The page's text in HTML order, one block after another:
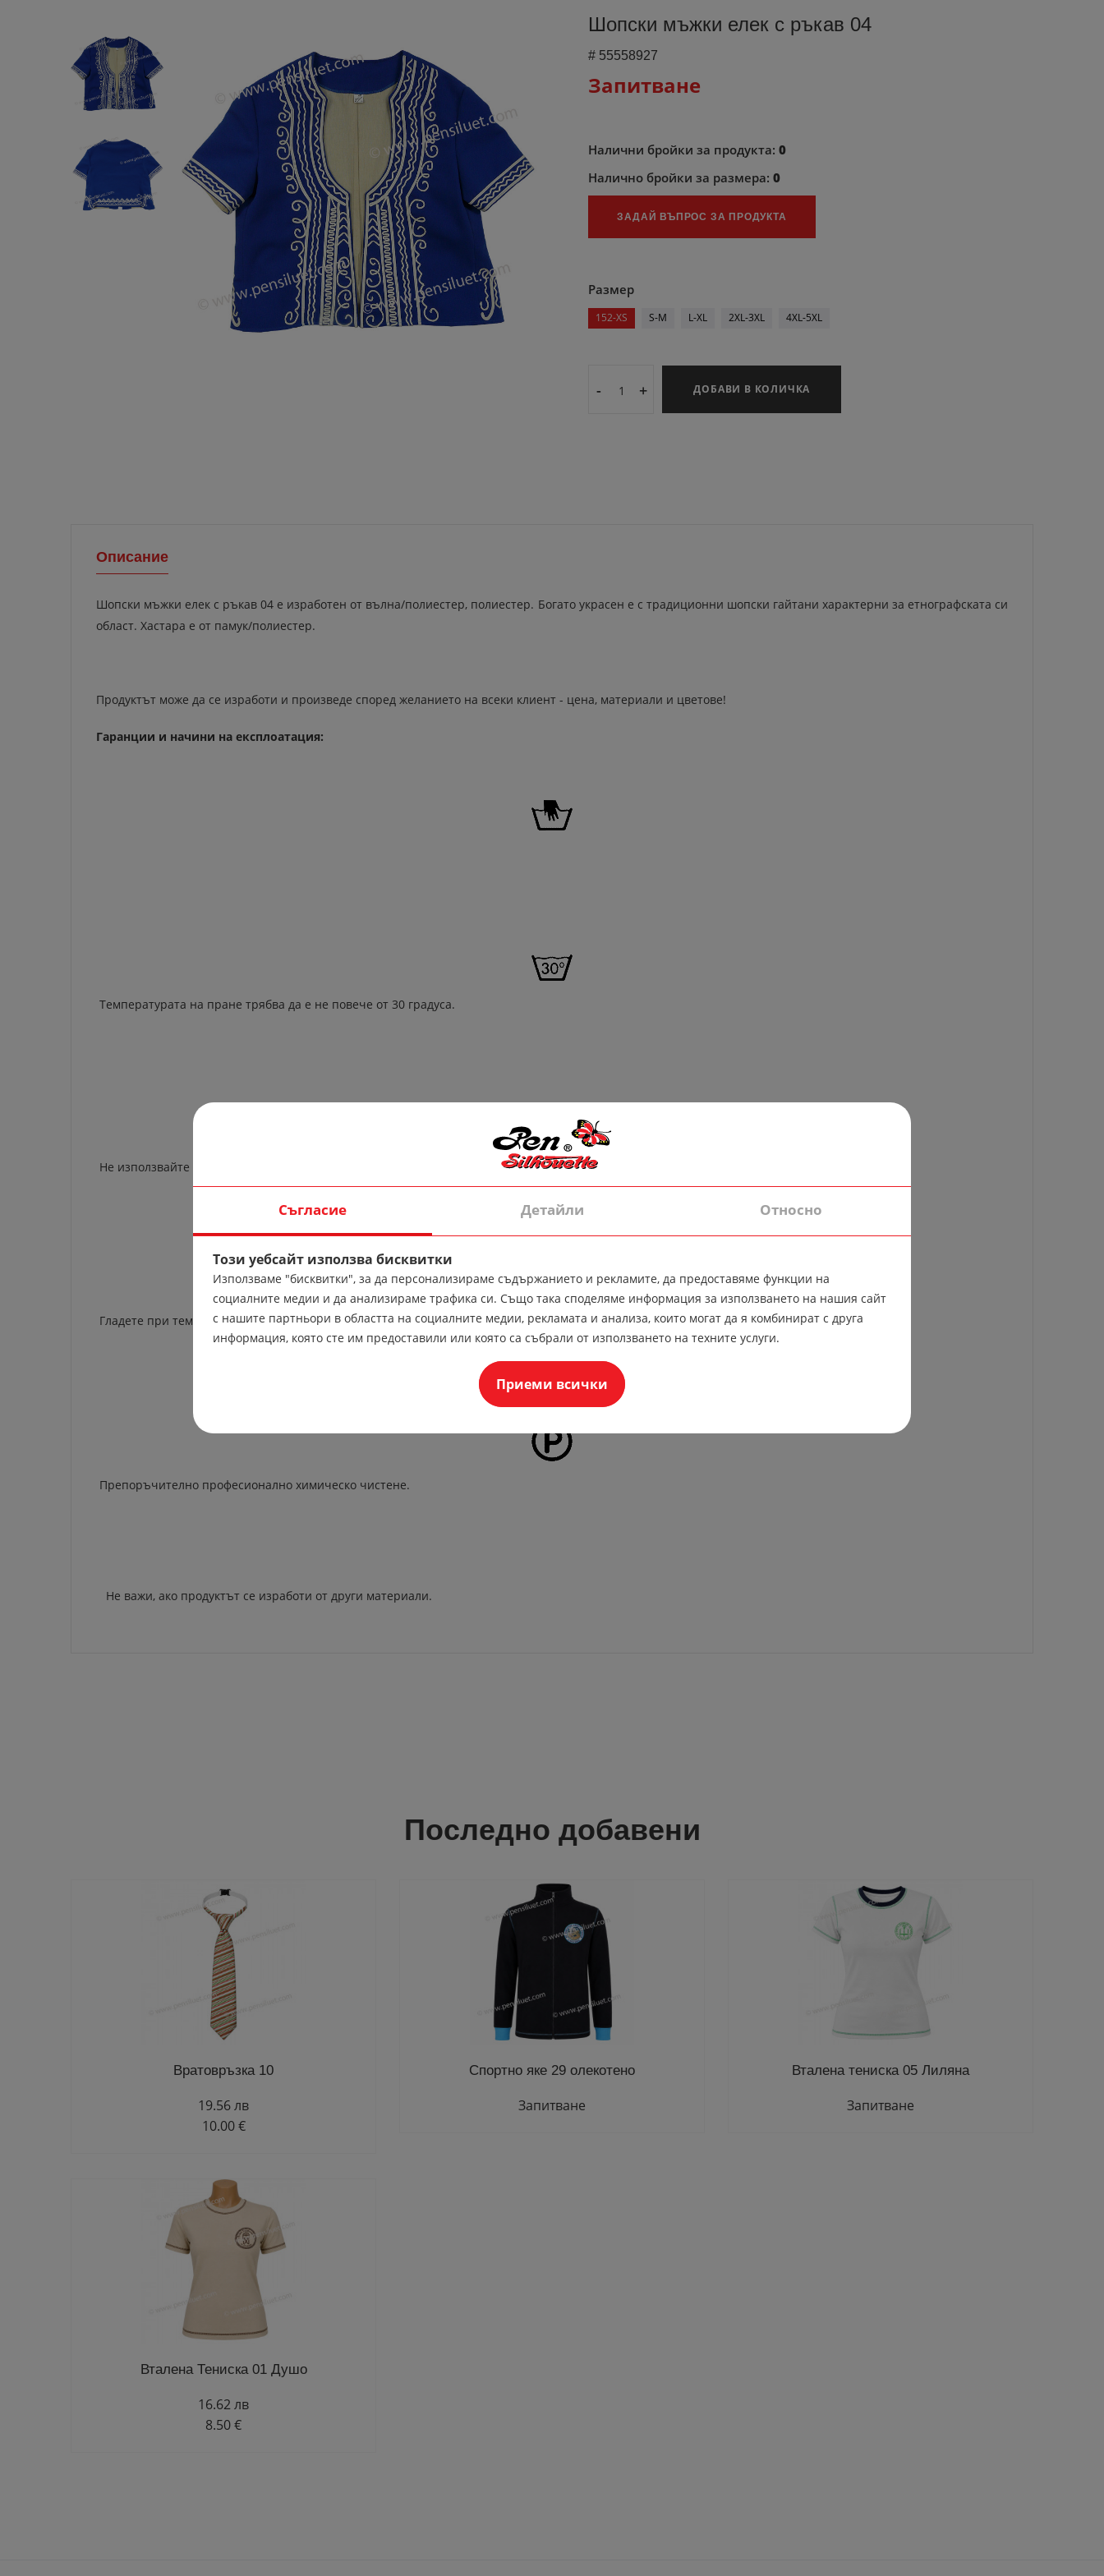
Шопски мъжки елек с ръкав 04
# 55558927
Запитване
Налични бройки за продукта:0
Налично бройки за размера:0
ЗАДАЙ ВЪПРОС ЗА ПРОДУКТА
Размер
152-XS S-M L-XL 2XL-3XL 4XL-5XL
- + ДОБАВИ В КОЛИЧКА
Описание
Шопски мъжки елек с ръкав 04 е изработен от вълна/полиестер, полиестер. Богато украсен е с традиционни шопски гайтани характерни за етнографската си
област. Хастара е от памук/полиестер.
Продуктът може да се изработи и произведе според желанието на всеки клиент - цена, материали и цветове!
Гаранции и начини на експлоатация:
Температурата на пране трябва да е не повече от 30 градуса.
Не използвайте белина.
Гладете при температура 110 градуса.
Препоръчително професионално химическо чистене.
Не важи, ако продуктът се изработи от други материали.
Последно добавени
Вратовръзка 10
19.56 лв
10.00 €
Спортно яке 29 олекотено
Запитване
Вталена тениска 05 Лиляна
Запитване
Вталена Тениска 01 Душо
16.62 лв
8.50 €
Съгласие Детайли Относно
Този уебсайт използва бисквитки
Използваме "бисквитки", за да персонализираме съдържанието и рекламите, да предоставяме функции на
социалните медии и да анализираме трафика си. Също така споделяме информация за използването на нашия сайт
с нашите партньори в областта на социалните медии, рекламата и анализа, които могат да я комбинират с друга
информация, която сте им предоставили или която са събрали от използването на техните услуги.
Приеми всички